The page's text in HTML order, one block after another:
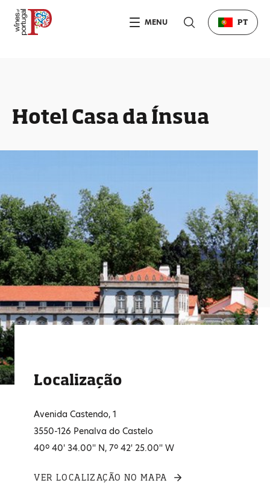
Hotel Casa da Ínsua
Localização
Avenida Castendo, 1
3550-126 Penalva do Castelo
40º 40' 34.00'' N, 7º 42' 25.00'' W
VER LOCALIZAÇÃO NO MAPA
MENU PT